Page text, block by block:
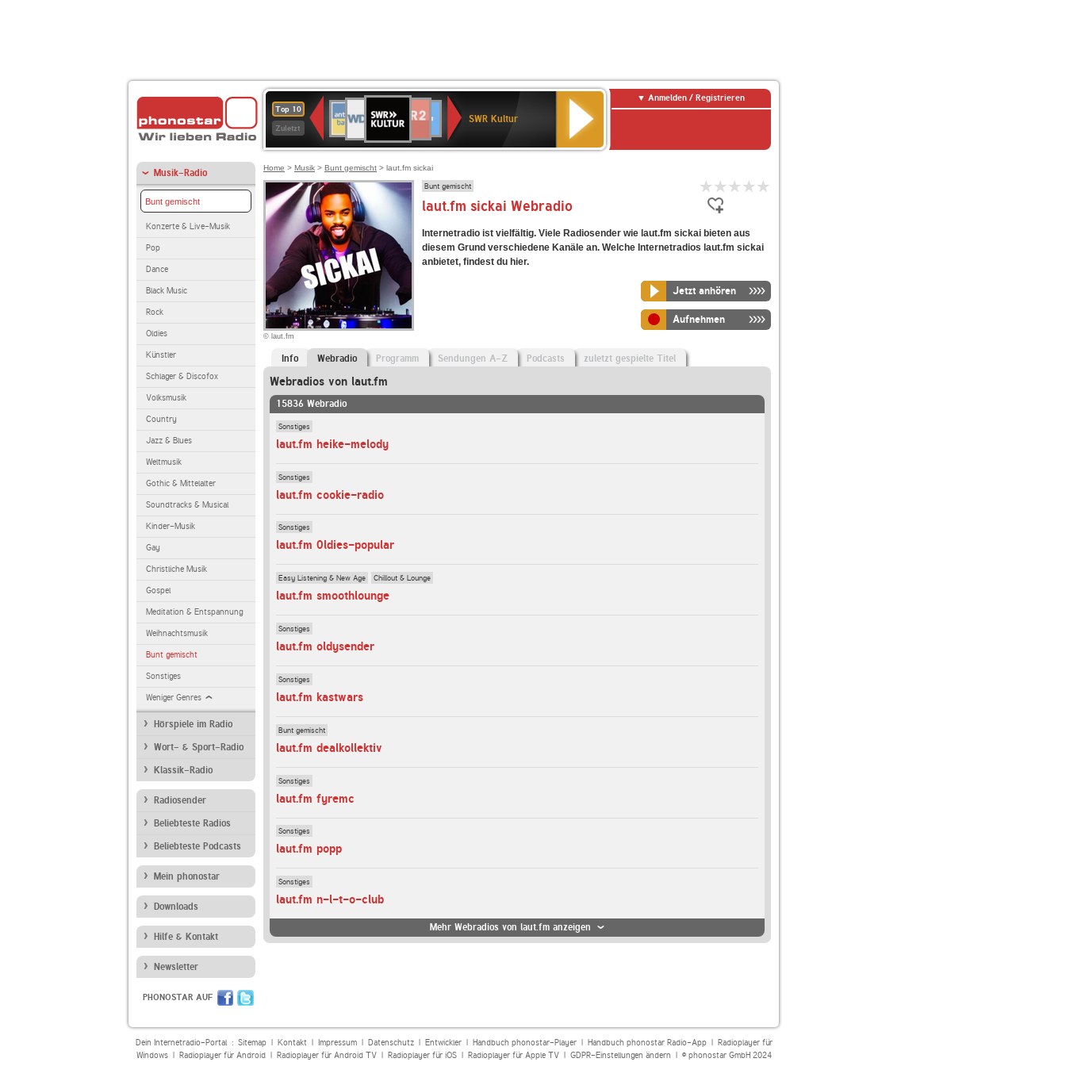
Top 10
Zuletzt
Deutschlandfunk
80er
90er
OLDIE
ANTENNE
SWR3
WDR
4
BR-
KLASSIK
Deutschlandfunk
Kultur
ANTENNE
BAYERN
2
Kultur2
SWR Kultur
Anmelden / Registrieren
Musik-Radio
Bunt gemischt
Konzerte & Live-Musik
Pop
Dance
Black Music
Rock
Oldies
Künstler
Schlager & Discofox
Volksmusik
Country
Jazz & Blues
Weltmusik
Gothic & Mittelalter
Soundtracks & Musical
Kinder-Musik
Gay
Christliche Musik
Gospel
Meditation & Entspannung
Weihnachtsmusik
Bunt gemischt
Sonstiges
Weniger Genres
Hörspiele im Radio
Wort- & Sport-Radio
Klassik-Radio
Radiosender
Beliebteste Radios
Beliebteste Podcasts
Mein phonostar
Downloads
Hilfe & Kontakt
Newsletter
PHONOSTAR AUF
Home > Musik > Bunt gemischt > laut.fm sickai
© laut.fm
Bunt gemischt
laut.fm sickai Webradio
Internetradio ist vielfältig. Viele Radiosender wie laut.fm sickai bieten aus
diesem Grund verschiedene Kanäle an. Welche Internetradios laut.fm sickai
anbietet, findest du hier.
Jetzt anhören
Aufnehmen
Info Webradio Programm Sendungen A-Z Podcasts zuletzt gespielte Titel
Webradios von laut.fm
15836 Webradio
Sonstiges
laut.fm heike-melody
Sonstiges
laut.fm cookie-radio
Sonstiges
laut.fm 0ldies-popular
Easy Listening & New Age Chillout & Lounge
laut.fm smoothlounge
Sonstiges
laut.fm oldysender
Sonstiges
laut.fm kastwars
Bunt gemischt
laut.fm dealkollektiv
Sonstiges
laut.fm fyremc
Sonstiges
laut.fm popp
Sonstiges
laut.fm n-l-t-o-club
Mehr Webradios von laut.fm anzeigen
Dein Internetradio-Portal : Sitemap| Kontakt| Impressum| Datenschutz| Entwickler| Handbuch phonostar-Player| Handbuch phonostar Radio-App| Radioplayer für
Windows| Radioplayer für Android| Radioplayer für Android TV| Radioplayer für iOS| Radioplayer für Apple TV| GDPR-Einstellungen ändern | © phonostar GmbH 2024